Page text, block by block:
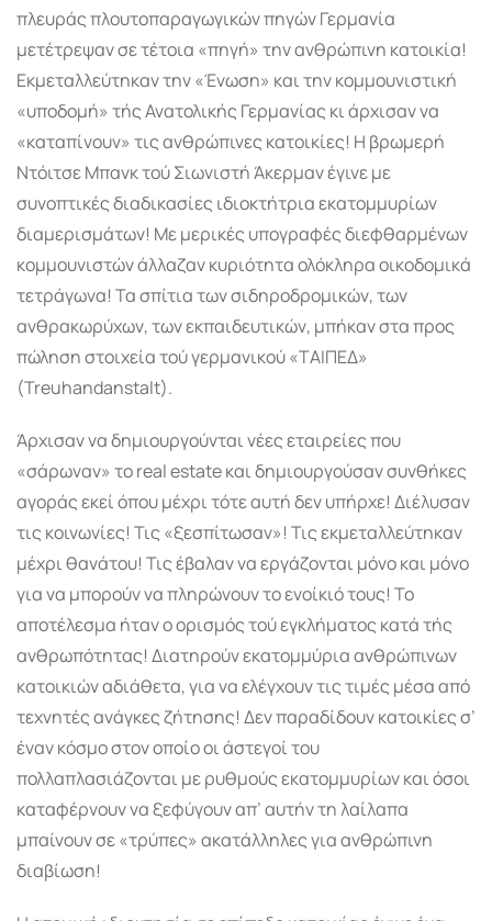
πλευράς πλουτοπαραγωγικών πηγών Γερμανία
μετέτρεψαν σε τέτοια «πηγή» την ανθρώπινη κατοικία!
Εκμεταλλεύτηκαν την «Ένω­ση» και την κομμουνιστική
«υποδομή» τής Ανατολικής Γερμανίας κι άρχισαν να
«καταπί­νουν» τις ανθρώπινες κατοικίες! Η βρωμερή
Ντόιτσε Μπανκ τού Σιωνιστή Άκερμαν έγινε με
συνοπτικές διαδικασίες ιδιοκτήτρια εκατομμυρίων
διαμερισμάτων! Με μερικές υπο­γραφές διεφθαρμένων
κομμουνιστών άλλαζαν κυριότητα ολόκληρα οικοδομικά
τετρά­γωνα! Τα σπίτια των σιδηροδρομικών, των
ανθρακωρύχων, των εκπαιδευτικών, μπήκαν στα προς
πώληση στοιχεία τού γερμανικού «ΤΑΙΠΕΔ»
(Treuhandanstalt).
Άρχισαν να δημιουρ­γούνται νέες εταιρείες που
«σάρωναν» το real estate και δημιουρ­γούσαν συνθήκες
αγοράς εκεί όπου μέχρι τότε αυτή δεν υπήρχε! Διέλυσαν
τις κοινωνίες! Τις «ξεσπίτωσαν»! Τις εκμεταλλεύτηκαν
μέχρι θανάτου! Τις έβαλαν να εργάζονται μόνο και μόνο
για να μπορούν να πληρώνουν το ενοίκιό τους! Το
αποτέλεσμα ήταν ο ορισμός τού εγκλήματος κατά τής
ανθρωπότητας! Διατηρούν εκατομ­μύρια ανθρώπινων
κατοικιών αδιά­θετα, για να ελέγχουν τις τιμές μέσα από
τεχνητές ανάγκες ζήτησης! Δεν παραδίδουν κατοικίες σ’
έναν κόσμο στον οποίο οι άστεγοί του
πολλαπλασιάζονται με ρυθμούς εκατομ­μυρίων και όσοι
καταφέρνουν να ξεφύγουν απ’ αυτήν τη λαίλαπα
μπαίνουν σε «τρύπες» ακατάλληλες για ανθρώπινη
διαβίωση!